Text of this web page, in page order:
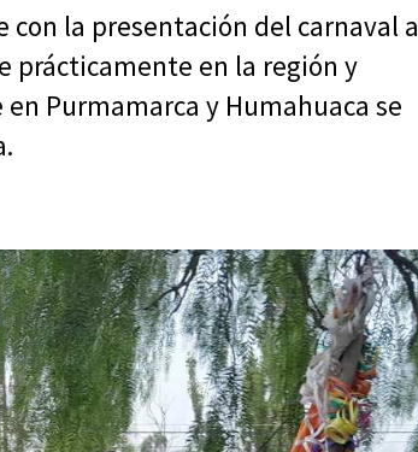
con la presentación del carnaval a
prácticamente en la región y
Purmamarca y Humahuaca se